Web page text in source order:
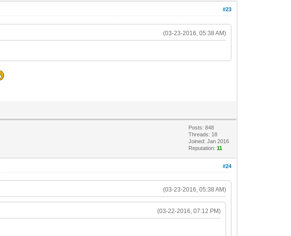
#23
(03-23-2016, 05:38 AM)
Posts: 848
Threads: 18
Joined: Jan 2016
Reputation:11
#24
(03-23-2016, 05:38 AM)
(03-22-2016, 07:12 PM)